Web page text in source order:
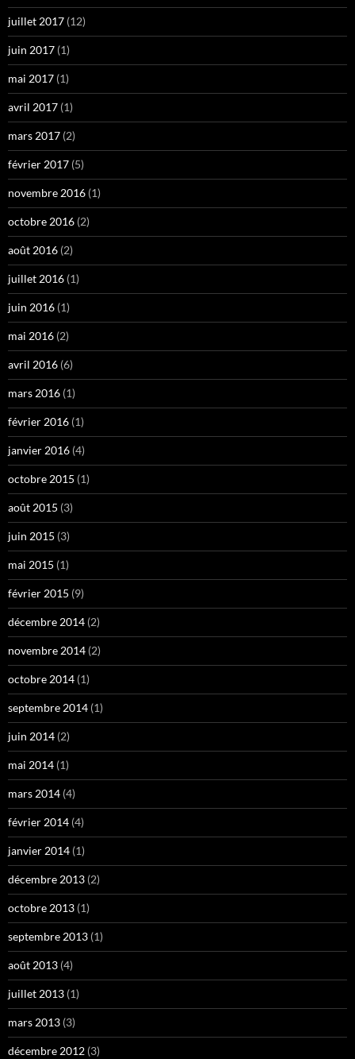
juillet 2017 (12)
juin 2017 (1)
mai 2017 (1)
avril 2017 (1)
mars 2017 (2)
février 2017 (5)
novembre 2016 (1)
octobre 2016 (2)
août 2016 (2)
juillet 2016 (1)
juin 2016 (1)
mai 2016 (2)
avril 2016 (6)
mars 2016 (1)
février 2016 (1)
janvier 2016 (4)
octobre 2015 (1)
août 2015 (3)
juin 2015 (3)
mai 2015 (1)
février 2015 (9)
décembre 2014 (2)
novembre 2014 (2)
octobre 2014 (1)
septembre 2014 (1)
juin 2014 (2)
mai 2014 (1)
mars 2014 (4)
février 2014 (4)
janvier 2014 (1)
décembre 2013 (2)
octobre 2013 (1)
septembre 2013 (1)
août 2013 (4)
juillet 2013 (1)
mars 2013 (3)
décembre 2012 (3)